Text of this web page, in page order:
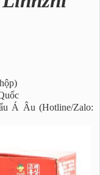
Á Âu (Hotline/Zalo: